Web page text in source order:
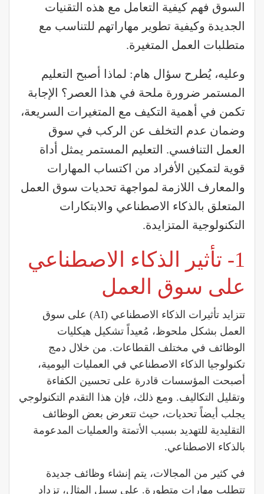
السوق فهم كيفية التعامل مع هذه التقنيات
الجديدة وكيفية تطوير مهاراتهم للتناسب مع
متطلبات العمل المتغيرة.
وعليه، يُطرح سؤال هام: لماذا أصبح التعليم
المستمر ضرورة ملحة في هذا العصر؟ الإجابة
تكمن في أهمية التكيف مع المتغيرات السريعة،
وضمان عدم التخلف عن الركب في سوق
العمل التنافسي. التعليم المستمر يمثل أداة
قوية لتمكين الأفراد من اكتساب المهارات
والمعارف اللازمة لمواجهة تحديات سوق العمل
المتعلق بالذكاء الاصطناعي والابتكارات
التكنولوجية المتزايدة.
1- تأثير الذكاء الاصطناعي
على سوق العمل
تتزايد تأثيرات الذكاء الاصطناعي (AI) على سوق
العمل بشكل ملحوظ، مُعيداً تشكيل هيكليات
الوظائف في مختلف القطاعات. من خلال دمج
تكنولوجيا الذكاء الاصطناعي في العمليات اليومية،
أصبحت المؤسسات قادرة على تحسين الكفاءة
وتقليل التكاليف. ومع ذلك، فإن هذا التقدم التكنولوجي
يجلب أيضاً تحديات، حيث تتعرض بعض الوظائف
التقليدية للتهديد بسبب الأتمتة والعمليات المدعومة
بالذكاء الاصطناعي.
في كثير من المجالات، يتم إنشاء وظائف جديدة
تتطلب مهارات متطورة. على سبيل المثال، تزداد